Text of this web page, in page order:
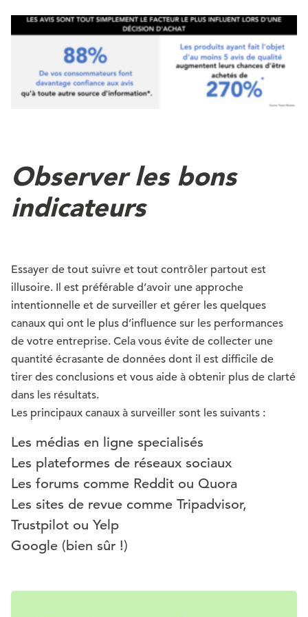
Observer les bons
indicateurs
Essayer de tout suivre et tout contrôler partout est
illusoire. Il est préférable d’avoir une approche
intentionnelle et de surveiller et gérer les quelques
canaux qui ont le plus d’influence sur les performances
de votre entreprise. Cela vous évite de collecter une
quantité écrasante de données dont il est difficile de
tirer des conclusions et vous aide à obtenir plus de clarté
dans les résultats.
Les principaux canaux à surveiller sont les suivants :
Les médias en ligne specialisés
Les plateformes de réseaux sociaux
Les forums comme Reddit ou Quora
Les sites de revue comme Tripadvisor,
Trustpilot ou Yelp
Google (bien sûr !)